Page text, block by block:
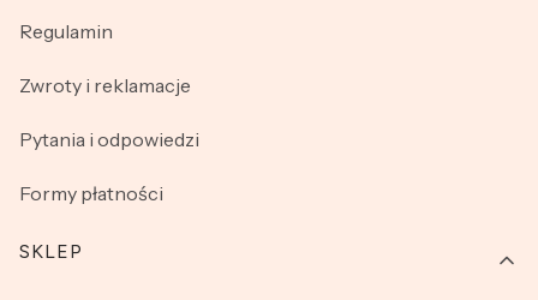
Regulamin
Zwroty i reklamacje
Pytania i odpowiedzi
Formy płatności
SKLEP